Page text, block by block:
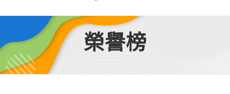
榮譽榜